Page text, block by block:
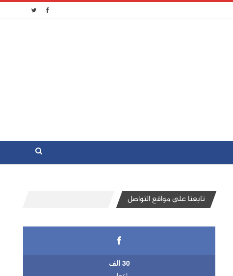
تابعنا على مواقع التواصل
30 الف